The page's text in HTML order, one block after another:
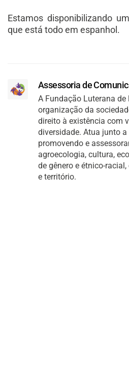
Estamos disponibilizando
que está todo em espanhol.
Assessoria de
A Fundação Luterana
organização da
direito à existência com
diversidade. Atua junto
promovendo e
agroecologia, cultura,
de gênero e étnico-
e território.